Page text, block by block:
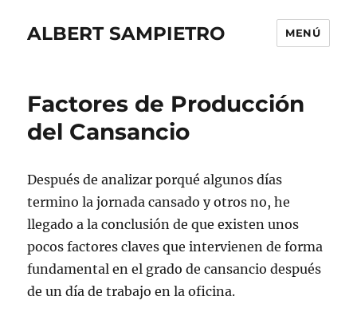
ALBERT SAMPIETRO MENÚ
Factores de Producción
del Cansancio
Después de analizar porqué algunos días
termino la jornada cansado y otros no, he
llegado a la conclusión de que existen unos
pocos factores claves que intervienen de forma
fundamental en el grado de cansancio después
de un día de trabajo en la oficina.